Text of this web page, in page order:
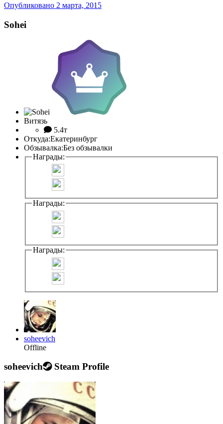
Опубликовано 2 марта, 2015
Sohei
Витязь
5.4т
Откуда:Екатеринбург
Обзывалка:Без обзывалки
Награды:
Награды:
Награды:
soheevich
Offline
soheevich Steam Profile